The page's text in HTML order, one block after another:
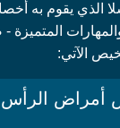
بقوة 1.5 تسلا الذي يقوم
الآتي:
أمراض الرأس